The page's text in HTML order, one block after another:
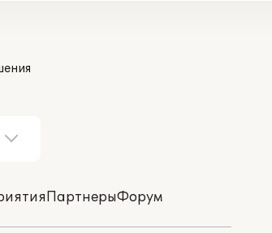
ПартнерыФорум